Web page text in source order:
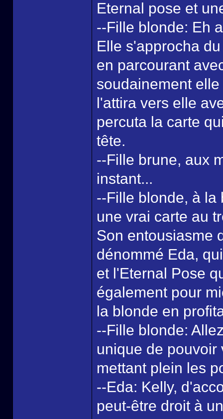
Eternal pose et
--Fille blonde: Eh
Elle s'approcha
en parcourant
soudainement
l'attira vers elle
percuta la carte
tête.
--Fille brune, aux
instant...
--Fille blonde, à la
une vrai carte au
Son entousiasme
dénommé Eda,
et l'Eternal Pose
également pour
la blonde en
--Fille blonde:
unique de pouvoir
mettant plein les
--Eda: Kelly,
peut-être droit à